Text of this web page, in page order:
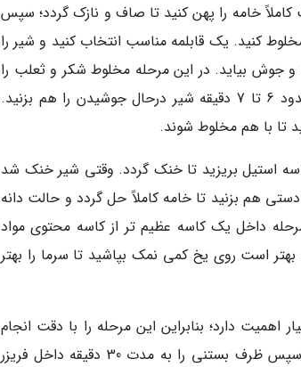
خامه را پهن کنید تا صاف و نازک گردد؛ سپس
کنید. یک قابلمه مناسب انتخاب کنید و شیر را
و جوش بیاید. در این مرحله مخلوط شکر و ثعلب را
کم کم و نه به صورت یک باره به شیر اضافه کنید و مدام هم بزنید. حدود 6 تا 7 دقیقه شیر درحال جوشیدن را هم بزنید.
تا با هم مخلوط شوند.
استیل بریزید تا خنک گردد. وقتی شیر خنک شد
هم بزنید تا خامه کاملاً حل گردد و حالت دانه
مرحله داخل یک کاسه عظیم تر از کاسه محتوی مواد
است روی یخ کمی نمک بپاشید تا سرما را بهتر
دارد؛ بنابراین این مرحله را با دقت انجام
بدهید. حدود دو الی سه دقیقه بستنی را با همزن دستی هم بزنید و سپس ظرف بستنی را به مدت 30 دقیقه داخل فریزر